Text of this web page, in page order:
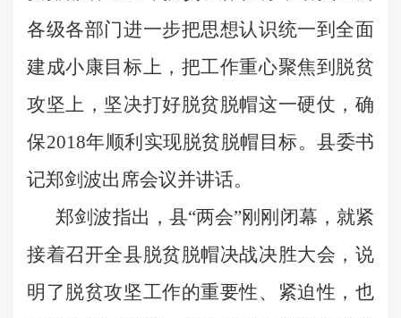
各级各部门进一步把思想认识统一到全面
建成小康目标上，把工作重心聚焦到脱贫
攻坚上，坚决打好脱贫脱帽这一硬仗，确
保2018年顺利实现脱贫脱帽目标。县委书
记郑剑波出席会议并讲话。
郑剑波指出，县“两会”刚刚闭幕，就紧
接着召开全县脱贫脱帽决战决胜大会，说
明了脱贫攻坚工作的重要性、紧迫性，也